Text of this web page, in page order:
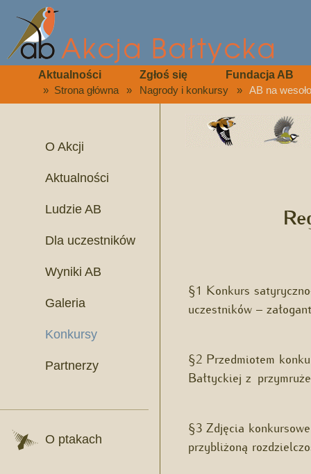
Aktualności Zgłoś się Fundacja AB
» Strona główna » Nagrody i konkursy » AB na
O Akcji
Aktualności
Ludzie AB
Dla uczestników
Wyniki AB
Galeria
Konkursy
Partnerzy
O ptakach
§1 Konkurs
uczestników –
§2 Przedmiotem
Bałtyckiej z
§3 Zdjęcia
przybliżoną